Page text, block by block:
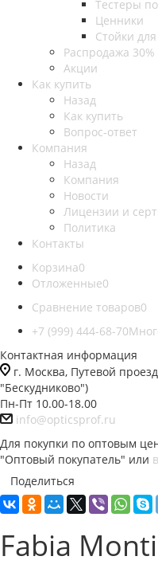
Тестеры
Ценники
Стойки
Распродажа 30%
Акции
Как купить
Назад
Как купить
Вопрос-ответ
Компания
Назад
Компания
Новости
Лицензии и
Политика
Контакты
Корзина0
Отложенные0
Сравнение товаров0
+7 (999) 444-68-70
Контактная информация
г. Москва, Путевой
"Бескудниково")
Пн-Пт 10.00-18.00
info@opticsprof.ru
Для покупки по оптовым
"Оптовый покупатель" или
Поделиться
Fabia